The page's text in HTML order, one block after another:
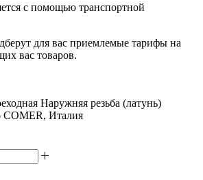
с помощью транспортной
для вас приемлемые тарифы на
вас товаров.
Наружняя резьба (латунь)
COMER, Италия